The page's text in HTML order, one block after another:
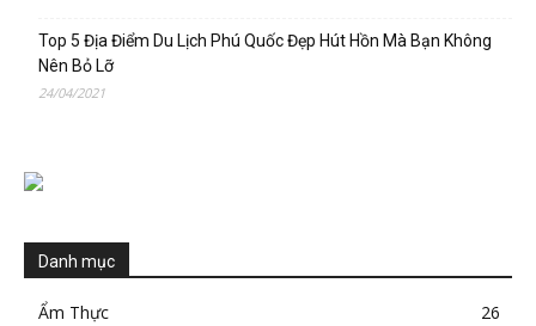
Top 5 Địa Điểm Du Lịch Phú Quốc Đẹp Hút Hồn Mà Bạn Không
Nên Bỏ Lỡ
24/04/2021
Danh mục
Ẩm Thực
26